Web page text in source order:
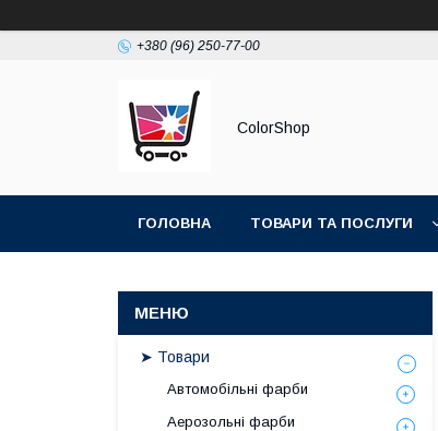
+380 (96) 250-77-00
ColorShop
ГОЛОВНА ТОВАРИ ТА ПОСЛУГИ
➤ Товари
Автомобільні фарби
Аерозольні фарби